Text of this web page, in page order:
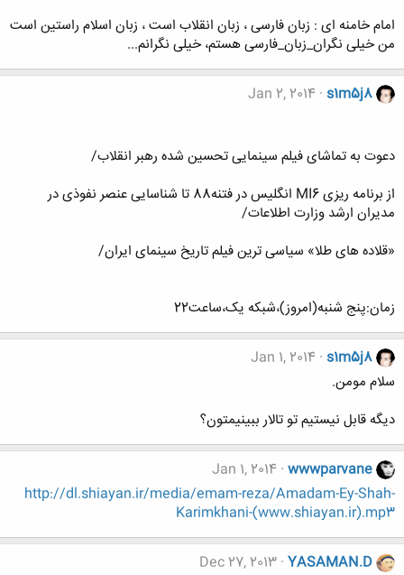
امام خامنه ای : زبان فارسی ، زبان انقلاب است ، زبان اسلام راستین است
من خیلی نگران_زبان_فارسی هستم، خیلی نگرانم...
s1m5j8
Jan 2, 2014
دعوت به تماشای فیلم سینمایی تحسین شده رهبر انقلاب/
از برنامه ریزی MI6 انگلیس در فتنه88 تا شناسایی عنصر نفوذی در
مدیران ارشد وزارت اطلاعات/
«قلاده های طلا» سیاسی ترین فیلم تاریخ سینمای ایران/
زمان:پنج شنبه(امروز)،شبکه یک،ساعت22
s1m5j8
Jan 1, 2014
سلام مومن.
دیگه قابل نیستیم تو تالار ببینیمتون؟
wwwparvane
Jan 1, 2014
http://dl.shiayan.ir/media/emam-reza/Amadam-Ey-Shah-
Karimkhani-(www.shiayan.ir).mp3
YASAMAN.D
Dec 27, 2013